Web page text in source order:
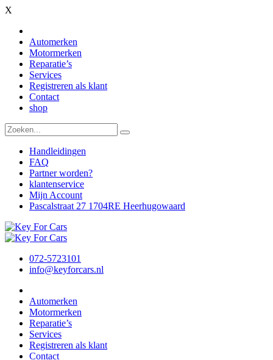
X
Automerken
Motormerken
Reparatie’s
Services
Registreren als klant
Contact
shop
Handleidingen
FAQ
Partner worden?
klantenservice
Mijn Account
Pascalstraat 27 1704RE Heerhugowaard
072-5723101
info@keyforcars.nl
Automerken
Motormerken
Reparatie’s
Services
Registreren als klant
Contact